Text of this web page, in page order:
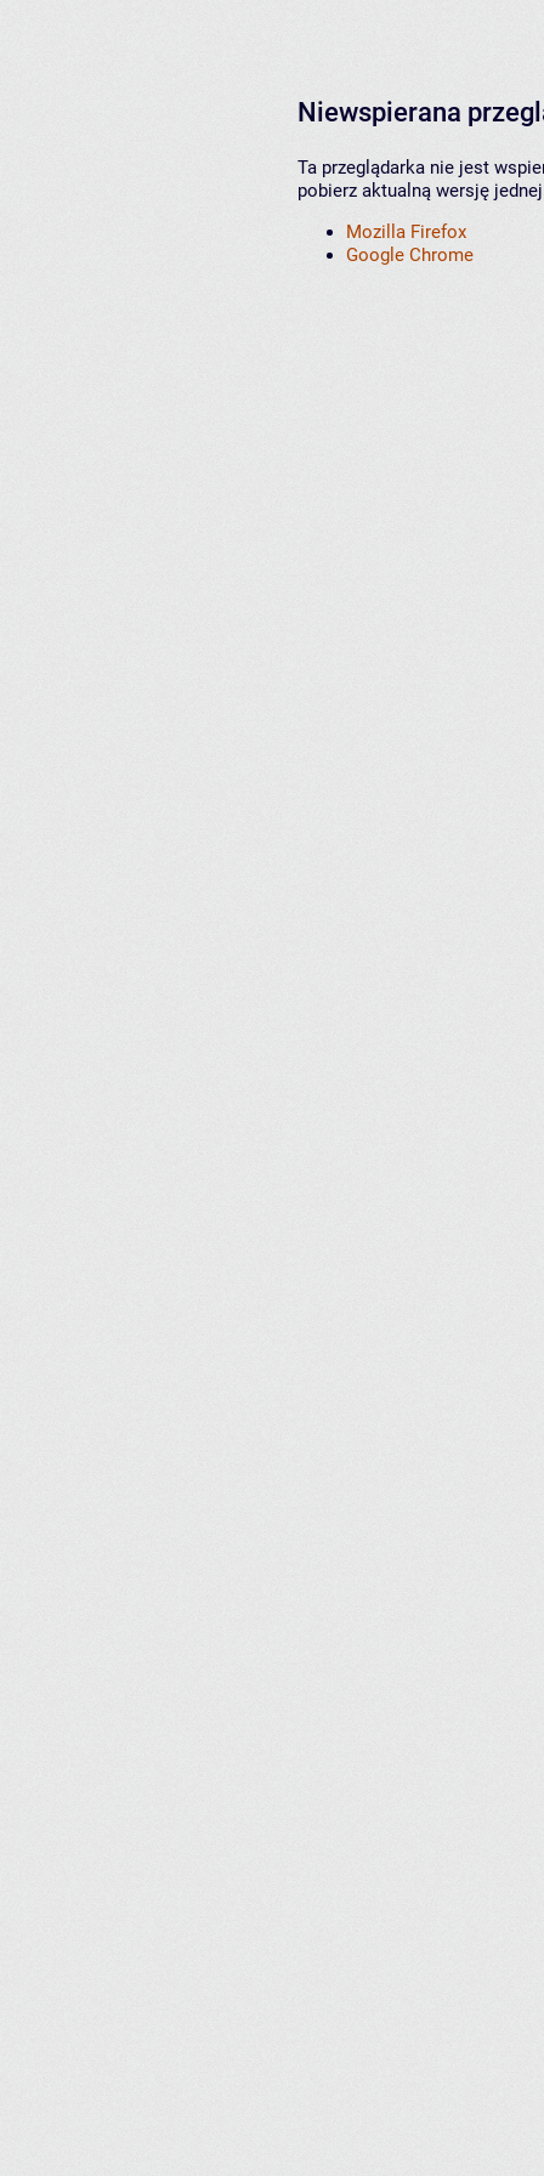
Niewspierana
Ta przeglądarka nie jest
pobierz aktualną wersję
Mozilla Firefox
Google Chrome